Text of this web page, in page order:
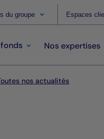
du groupe Espaces
Nos expertises
nos actualités